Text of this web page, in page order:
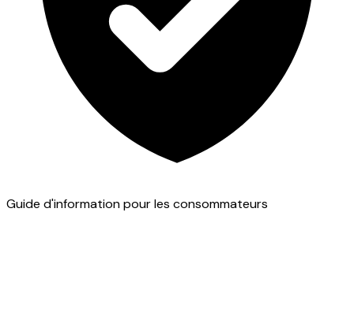
Guide d'information pour les consommateurs